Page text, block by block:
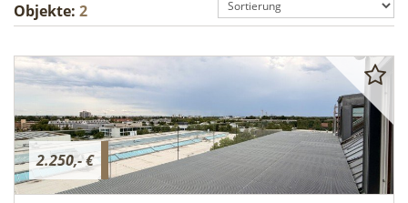
Objekte: 2
2.250,- €